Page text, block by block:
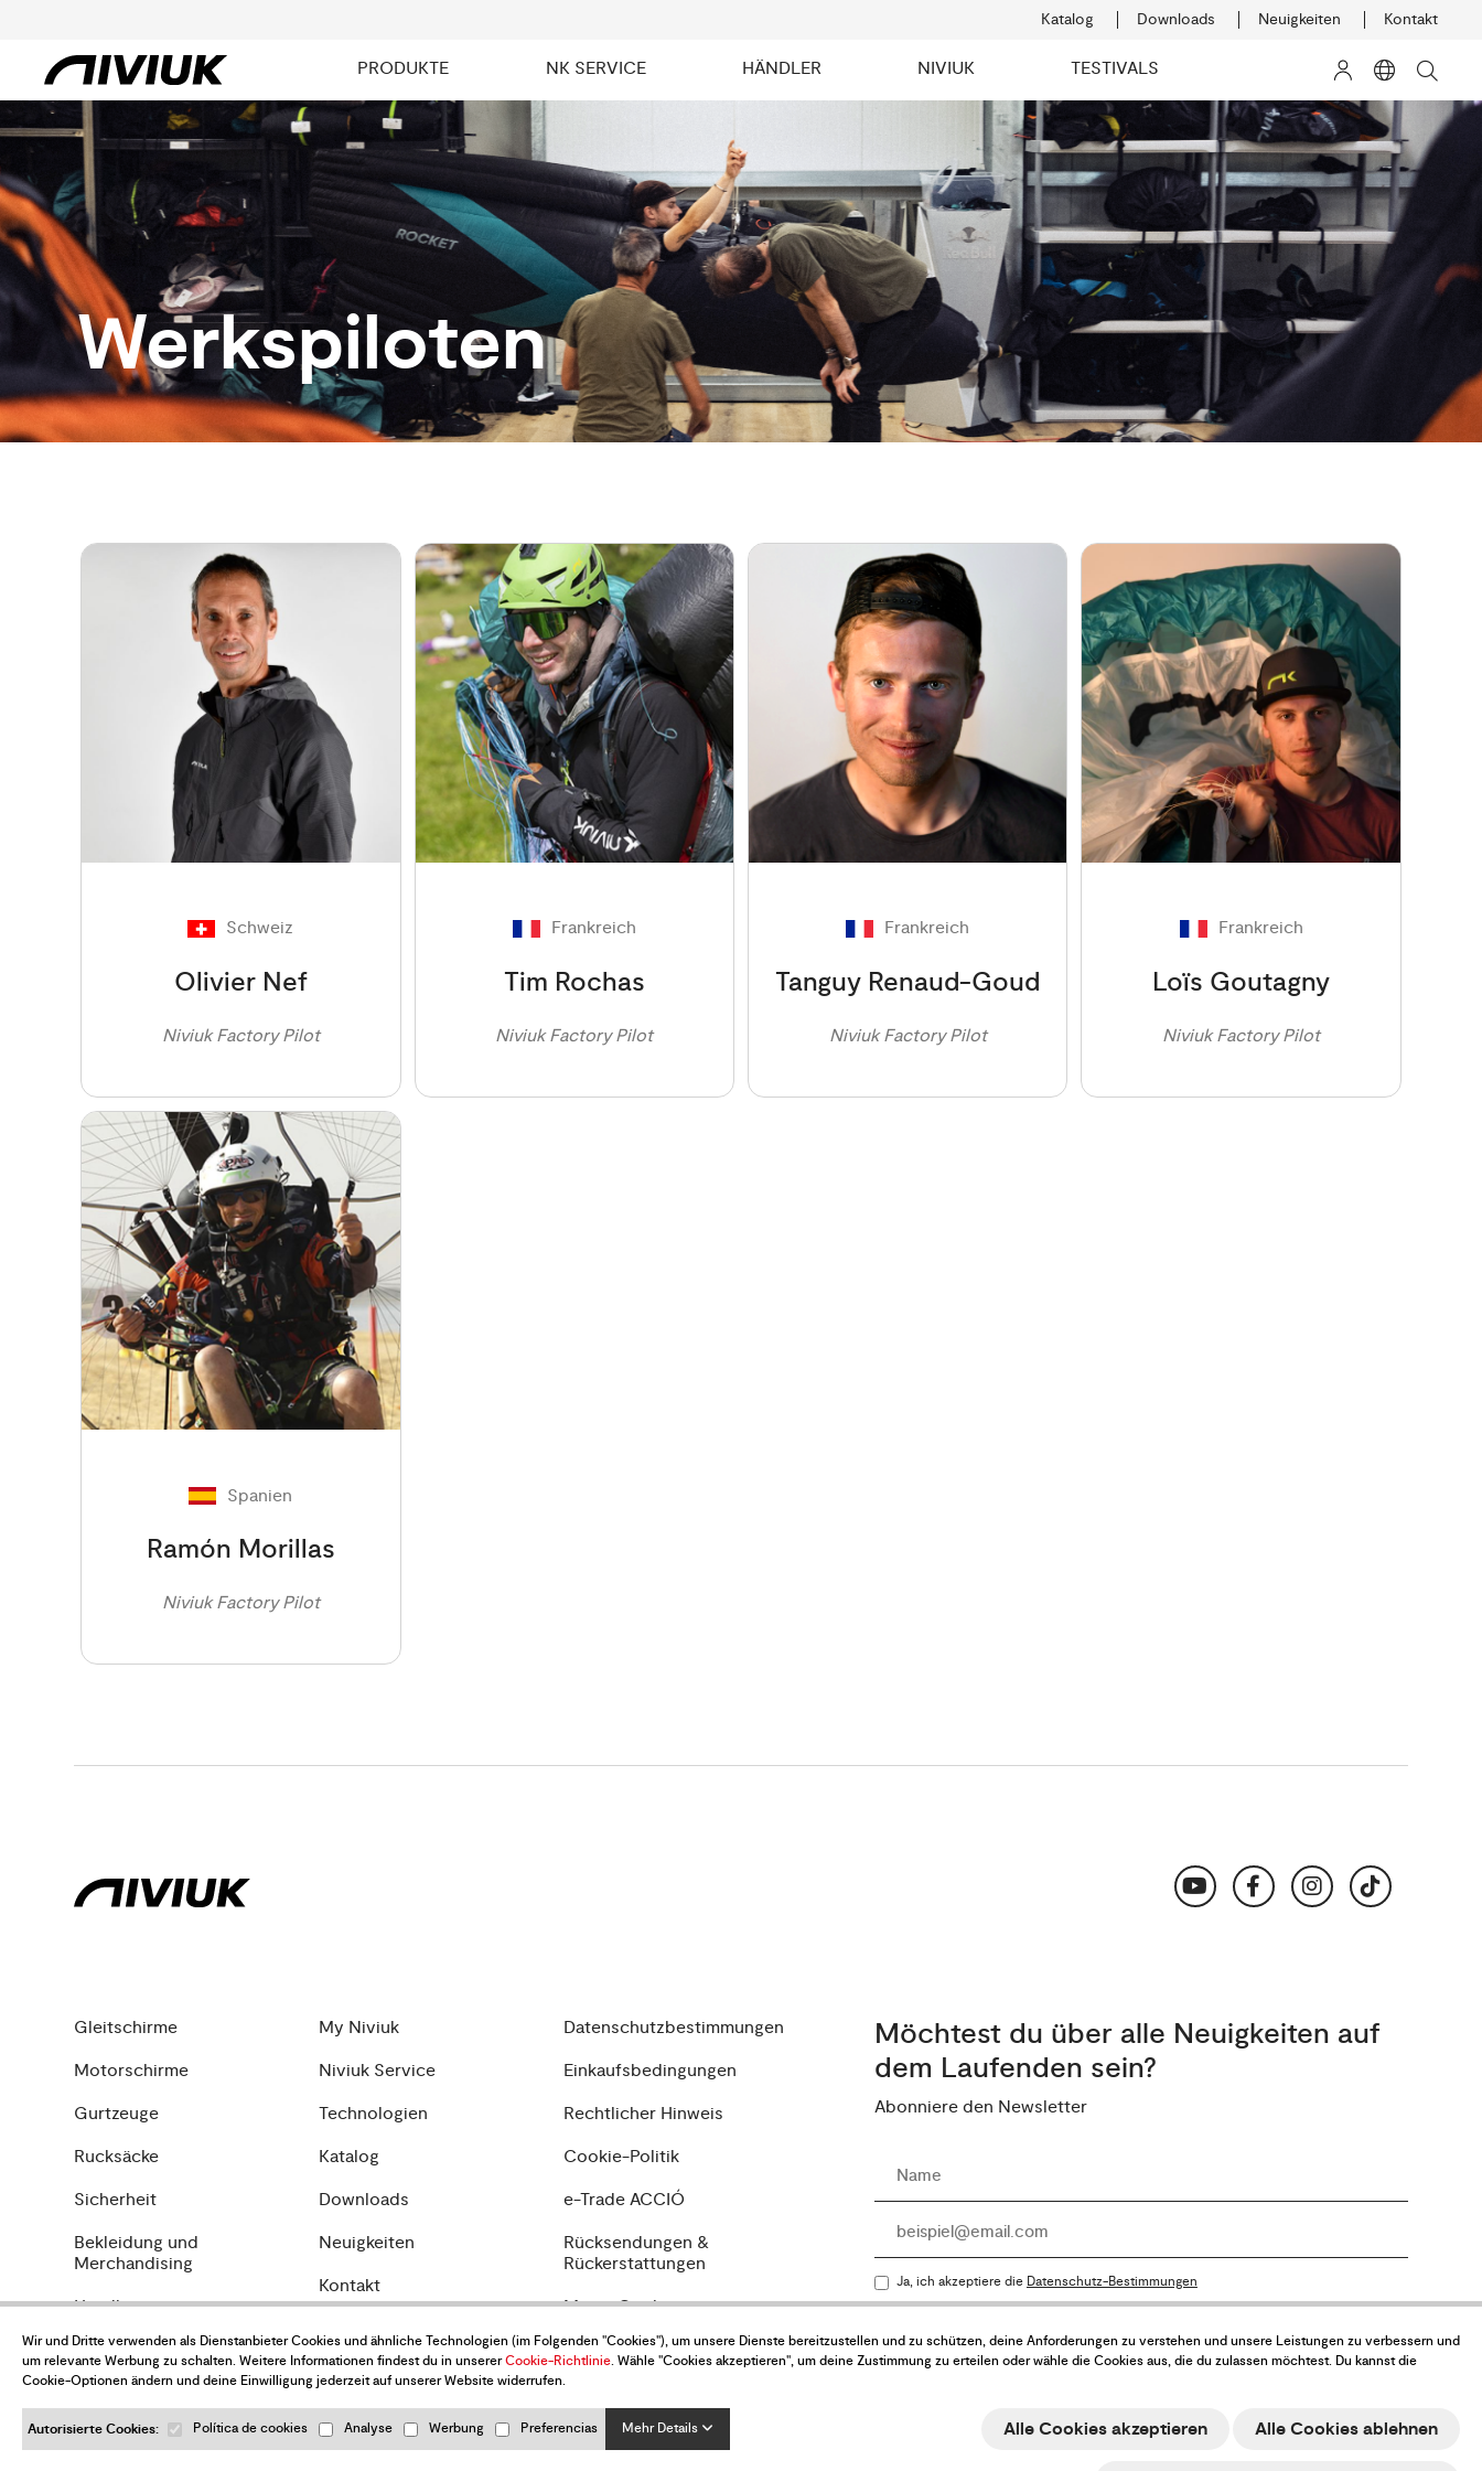
Katalog Downloads Neuigkeiten Kontakt
PRODUKTE NK SERVICE HÄNDLER NIVIUK TESTIVALS
Werkspiloten
Schweiz
Olivier Nef
Niviuk Factory Pilot
Frankreich
Tim Rochas
Niviuk Factory Pilot
Frankreich
Tanguy Renaud-Goud
Niviuk Factory Pilot
Frankreich
Loïs Goutagny
Niviuk Factory Pilot
Spanien
Ramón Morillas
Niviuk Factory Pilot
Gleitschirme
Motorschirme
Gurtzeuge
Rucksäcke
Sicherheit
Bekleidung und
Merchandising
Händler
My Niviuk
Niviuk Service
Technologien
Katalog
Downloads
Neuigkeiten
Kontakt
Datenschutzbestimmungen
Einkaufsbedingungen
Rechtlicher Hinweis
Cookie-Politik
e-Trade ACCIÓ
Rücksendungen &
Rückerstattungen
Meine Cookie-
Möchtest du über alle Neuigkeiten auf
dem Laufenden sein?
Abonniere den Newsletter
Ja, ich akzeptiere die Datenschutz-Bestimmungen
Wir und Dritte verwenden als Dienstanbieter Cookies und ähnliche Technologien (im Folgenden "Cookies"), um unsere Dienste bereitzustellen und zu schützen, deine Anforderungen zu verstehen und unsere Leistungen zu verbessern und
um relevante Werbung zu schalten. Weitere Informationen findest du in unsererCookie-Richtlinie. Wähle "Cookies akzeptieren", um deine Zustimmung zu erteilen oder wähle die Cookies aus, die du zulassen möchtest. Du kannst die
Cookie-Optionen ändern und deine Einwilligung jederzeit auf unserer Website widerrufen.
Autorisierte Cookies: Política de cookies Analyse Werbung Preferencias Mehr Details Alle Cookies akzeptieren Alle Cookies ablehnen